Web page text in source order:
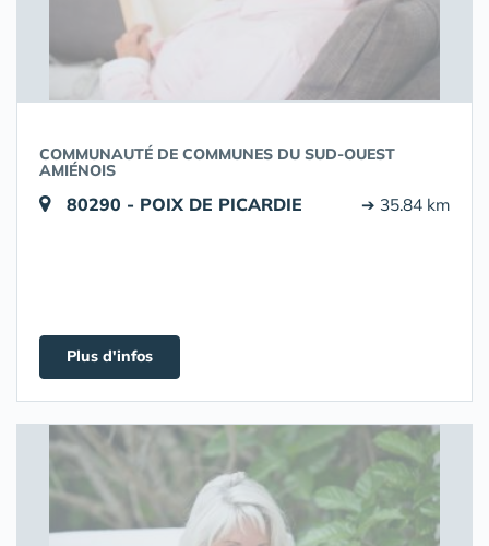
COMMUNAUTÉ DE COMMUNES DU SUD-OUEST
AMIÉNOIS
80290 - POIX DE PICARDIE ➔ 35.84 km
Plus d'infos